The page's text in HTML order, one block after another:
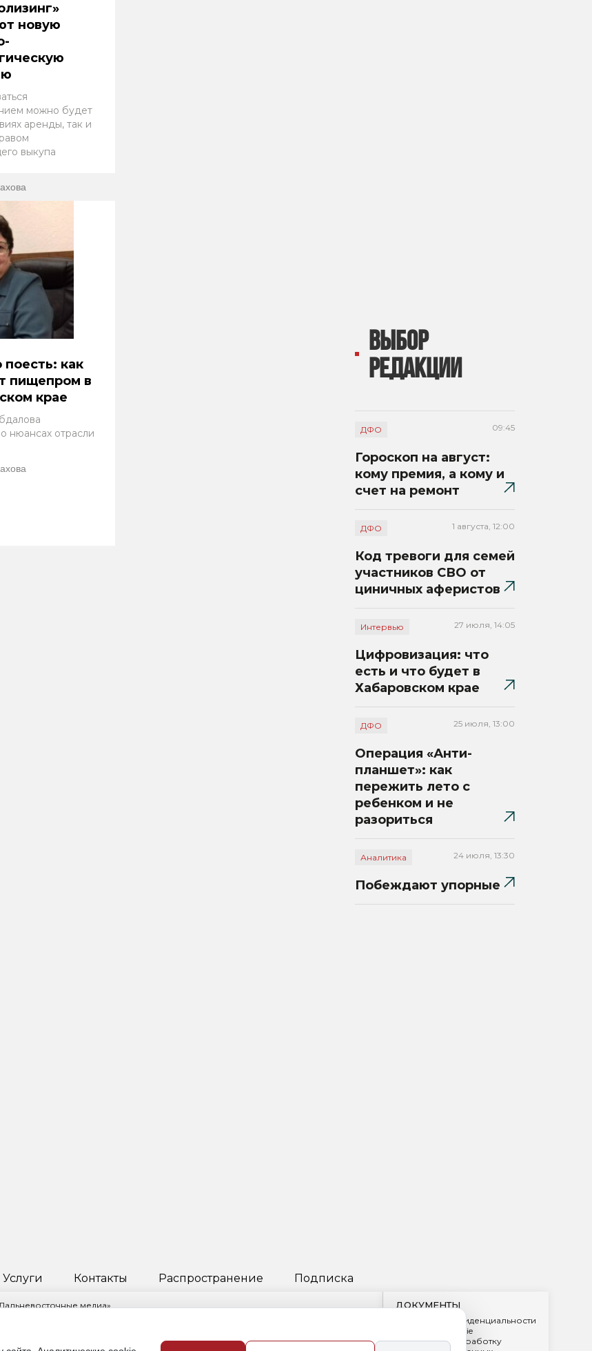
новую
можно будет
аренды, так и
выкупа
поесть: как
пищепром в
крае
нюансах отрасли
ВЫБОР
РЕДАКЦИИ
ДФО 09:45
Гороскоп на август:
кому премия, а кому и
счет на ремонт
ДФО 1 августа, 12:00
Код тревоги для семей
участников СВО от
циничных аферистов
Интервью 27 июля, 14:05
Цифровизация: что
есть и что будет в
Хабаровском крае
ДФО 25 июля, 13:00
Операция «Анти-
планшет»: как
пережить лето с
ребенком и не
разориться
Аналитика 24 июля, 13:30
Побеждают упорные
Услуги Контакты Распространение Подписка
медиа»
край, г. Хабаровск, ул. Ленинградская, д. 53, корп. 2, помещ. 1/2
82-35,
info@obozdv.ru
ДОКУМЕНТЫ
Политика конфиденциальности
Обработка cookie
Согласие на обработку